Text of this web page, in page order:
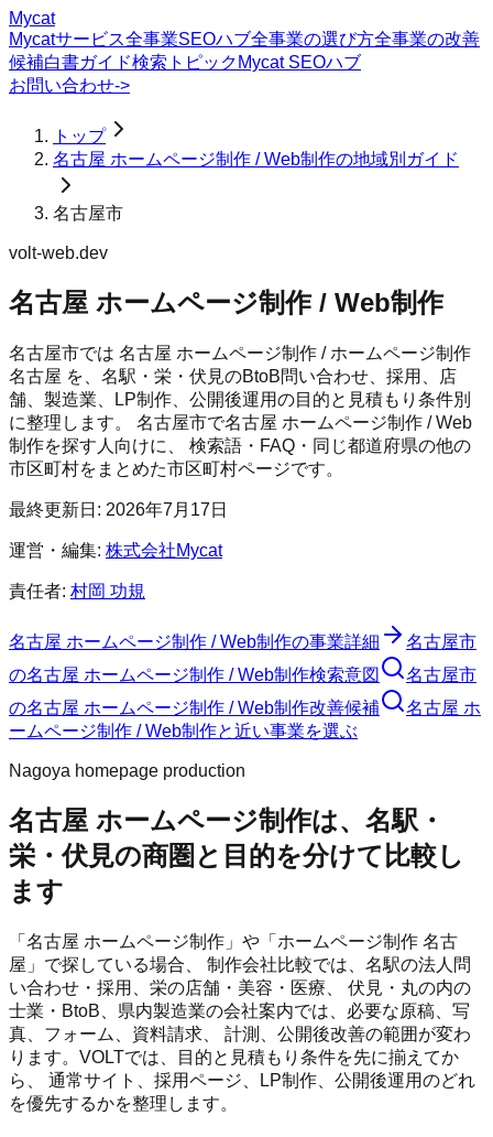
Mycat
Mycatサービス全事業SEOハブ全事業の選び方全事業の改善
候補白書ガイド検索トピック Mycat SEOハブ
お問い合わせ->
トップ
名古屋 ホームページ制作 / Web制作の地域別ガイド
名古屋市
volt-web.dev
名古屋 ホームページ制作 / Web制作
名古屋市では 名古屋 ホームページ制作 / ホームページ制作
名古屋 を、名駅・栄・伏見のBtoB問い合わせ、採用、店
舗、製造業、LP制作、公開後運用の目的と見積もり条件別
に整理します。 名古屋市で名古屋 ホームページ制作 / Web
制作を探す人向けに、 検索語・FAQ・同じ都道府県の他の
市区町村をまとめた市区町村ページです。
最終更新日: 2026年7月17日
運営・編集: 株式会社Mycat
責任者: 村岡 功規
名古屋 ホームページ制作 / Web制作の事業詳細
名古屋市
の名古屋 ホームページ制作 / Web制作検索意図
名古屋市
の名古屋 ホームページ制作 / Web制作改善候補
名古屋 ホ
ームページ制作 / Web制作と近い事業を選ぶ
Nagoya homepage production
名古屋 ホームページ制作は、名駅・
栄・伏見の商圏と目的を分けて比較し
ます
「名古屋 ホームページ制作」や「ホームページ制作 名古
屋」で探している場合、 制作会社比較では、名駅の法人問
い合わせ・採用、栄の店舗・美容・医療、 伏見・丸の内の
士業・BtoB、県内製造業の会社案内では、必要な原稿、写
真、フォーム、資料請求、 計測、公開後改善の範囲が変わ
ります。VOLTでは、目的と見積もり条件を先に揃えてか
ら、 通常サイト、採用ページ、LP制作、公開後運用のどれ
を優先するかを整理します。